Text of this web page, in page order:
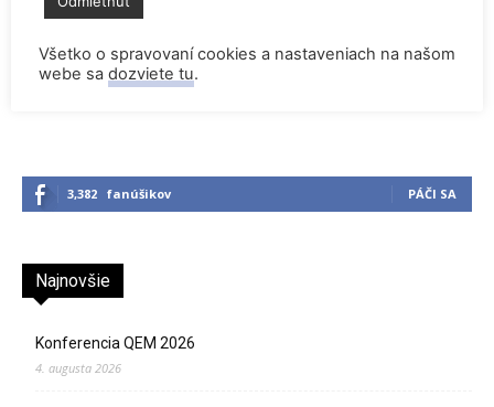
3,382 fanúšikov PÁČI SA
Najnovšie
Konferencia QEM 2026
4. augusta 2026
Všetko o spravovaní cookies a nastaveniach na našom
webe sa dozviete tu.